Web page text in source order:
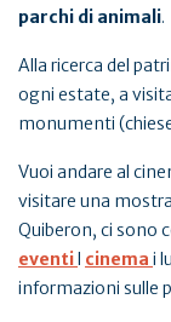
parchi di animali.
Alla ricerca del
ogni estate, a
monumenti
Vuoi andare al
visitare una
Quiberon, ci sono
eventil cinema i
informazioni sulle